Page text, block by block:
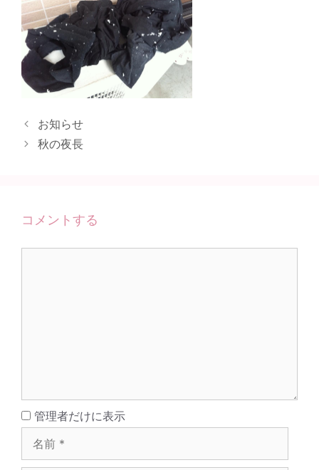
お知らせ
秋の夜長
コメントする
管理者だけに表示名
前